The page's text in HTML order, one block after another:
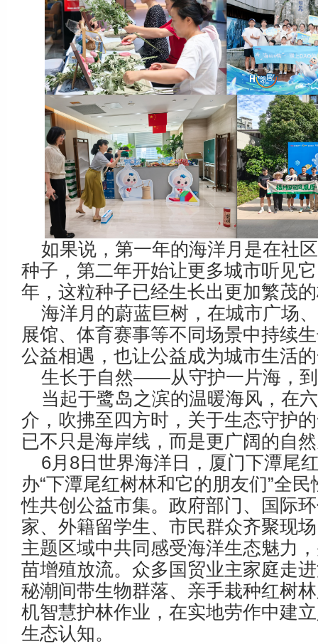
如果说，第一年的海洋月是在社
种子，第二年开始让更多城市听见
年，这粒种子已经生长出更加繁茂
海洋月的蔚蓝巨树，在城市广场
展馆、体育赛事等不同场景中持续
公益相遇，也让公益成为城市生活
生长于自然——从守护一片海，
当起于鹭岛之滨的温暖海风，在
介，吹拂至四方时，关于生态守护
已不只是海岸线，而是更广阔的自
6月8日世界海洋日，厦门下潭尾
办“下潭尾红树林和它的朋友们”全
性共创公益市集。政府部门、国际
家、外籍留学生、市民群众齐聚现
主题区域中共同感受海洋生态魅力
苗增殖放流。众多国贸业主家庭走
秘潮间带生物群落、亲手栽种红树
机智慧护林作业，在实地劳作中建
生态认知。